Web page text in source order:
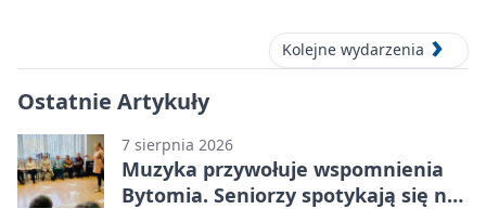
Kolejne wydarzenia
Ostatnie Artykuły
7 sierpnia 2026
Muzyka przywołuje wspomnienia
Bytomia. Seniorzy spotykają się na